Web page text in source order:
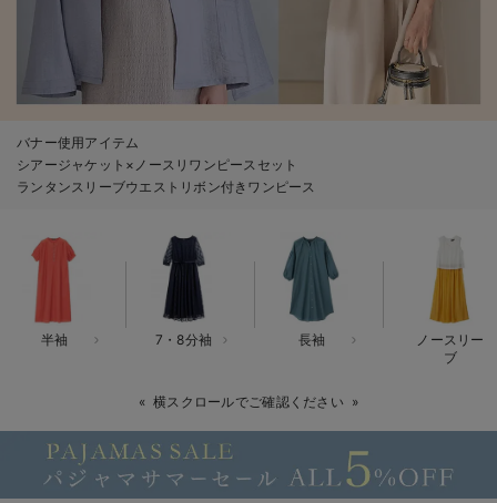
快適機能ウェア特集 トップス
快適機能ウェア特集 ボトムス
erbaviva（エルバビーバ）
ハレの日に着るANGELIEBEのセレモニー
買って正解！高評価レビューアイテム
冬に可愛いニットがお得！
親子コーデ｜ママとベビーにおすすめ！
便利な育児家電
Gift Selection 出産祝い
何枚あっても嬉しい
長く使えるアイテム
バナー使用アイテム
シアージャケット×ノースリワンピースセット
ランタンスリーブウエストリボン付きワンピース
半袖 7・8分袖 長袖
ノースリー
ブ
横スクロールでご確認ください